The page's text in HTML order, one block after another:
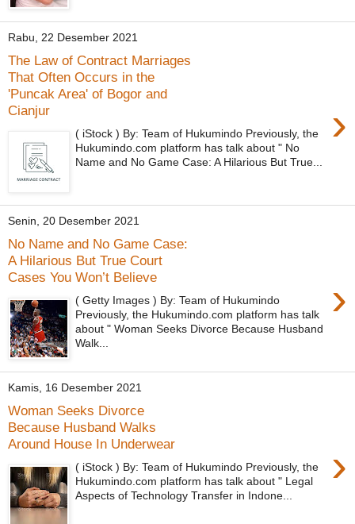
Rabu, 22 Desember 2021
The Law of Contract Marriages
That Often Occurs in the
'Puncak Area' of Bogor and
Cianjur
›
( iStock ) By: Team of Hukumindo Previously, the
Hukumindo.com platform has talk about " No
Name and No Game Case: A Hilarious But True...
Senin, 20 Desember 2021
No Name and No Game Case:
A Hilarious But True Court
Cases You Won’t Believe
›
( Getty Images ) By: Team of Hukumindo
Previously, the Hukumindo.com platform has talk
about " Woman Seeks Divorce Because Husband
Walk...
Kamis, 16 Desember 2021
Woman Seeks Divorce
Because Husband Walks
Around House In Underwear
›
( iStock ) By: Team of Hukumindo Previously, the
Hukumindo.com platform has talk about " Legal
Aspects of Technology Transfer in Indone...